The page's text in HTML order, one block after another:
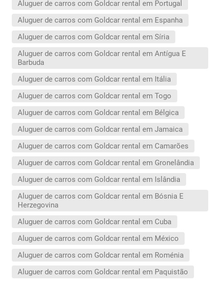
Aluguer de carros com Goldcar rental em Portugal
Aluguer de carros com Goldcar rental em Espanha
Aluguer de carros com Goldcar rental em Síria
Aluguer de carros com Goldcar rental em Antígua E
Barbuda
Aluguer de carros com Goldcar rental em Itália
Aluguer de carros com Goldcar rental em Togo
Aluguer de carros com Goldcar rental em Bélgica
Aluguer de carros com Goldcar rental em Jamaica
Aluguer de carros com Goldcar rental em Camarões
Aluguer de carros com Goldcar rental em Gronelândia
Aluguer de carros com Goldcar rental em Islândia
Aluguer de carros com Goldcar rental em Bósnia E
Herzegovina
Aluguer de carros com Goldcar rental em Cuba
Aluguer de carros com Goldcar rental em México
Aluguer de carros com Goldcar rental em Roménia
Aluguer de carros com Goldcar rental em Paquistão